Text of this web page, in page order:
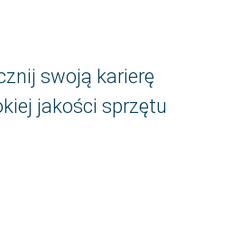
swoją karierę
jakości sprzętu